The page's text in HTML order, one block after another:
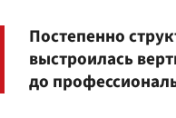
Постепенно
выстроилась
до